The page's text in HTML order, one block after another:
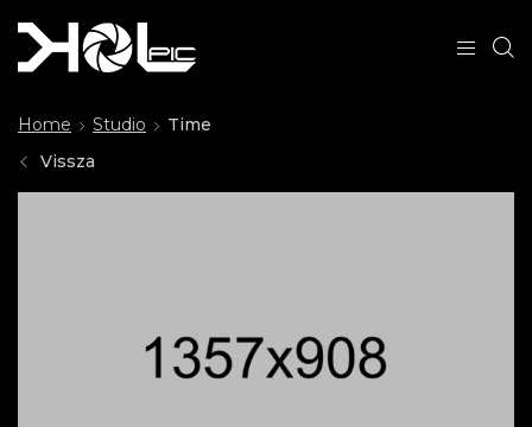
Home Studio
Time
Vissza